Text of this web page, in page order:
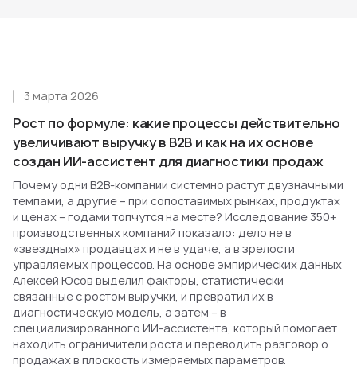
Рост по формуле: какие процессы действительно
увеличивают выручку в B2B и как на их основе
создан ИИ-ассистент для диагностики продаж
3 марта 2026
Почему одни B2B-компании системно растут двузначными
темпами, а другие – при сопоставимых рынках, продуктах
и ценах – годами топчутся на месте? Исследование 350+
производственных компаний показало: дело не в
«звездных» продавцах и не в удаче, а в зрелости
управляемых процессов. На основе эмпирических данных
Алексей Юсов выделил факторы, статистически
связанные с ростом выручки, и превратил их в
диагностическую модель, а затем – в
специализированного ИИ-ассистента, который помогает
находить ограничители роста и переводить разговор о
продажах в плоскость измеряемых параметров.